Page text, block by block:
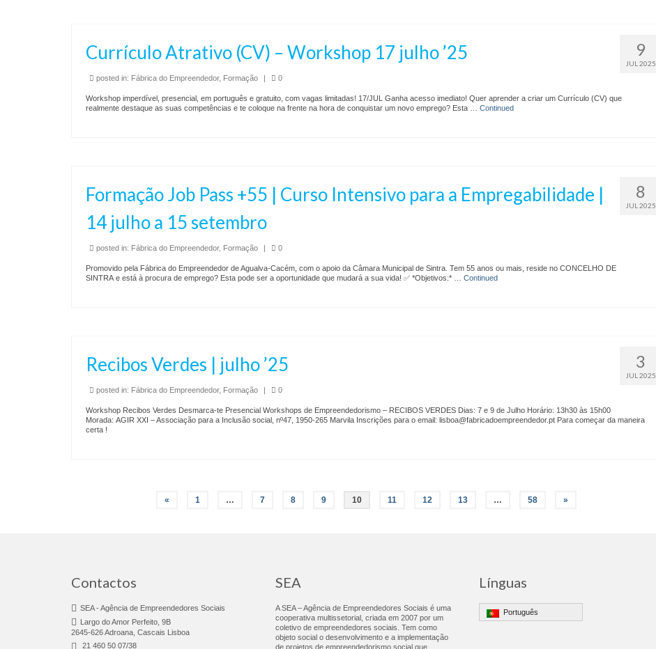
9
JUL 2025
Currículo Atrativo (CV) – Workshop 17 julho ’25
posted in: Fábrica do Empreendedor, Formação 0
Workshop imperdível, presencial, em português e gratuito, com vagas limitadas! 17/JUL Ganha acesso imediato! Quer aprender a criar um Currículo (CV) que
realmente destaque as suas competências e te coloque na frente na hora de conquistar um novo emprego? Esta … Continued
8
JUL 2025
Formação Job Pass +55 | Curso Intensivo para a Empregabilidade |
14 julho a 15 setembro
posted in: Fábrica do Empreendedor, Formação 0
Promovido pela Fábrica do Empreendedor de Agualva-Cacém, com o apoio da Câmara Municipal de Sintra. Tem 55 anos ou mais, reside no CONCELHO DE
SINTRA e está à procura de emprego? Esta pode ser a oportunidade que mudará a sua vida! ✅ *Objetivos:* … Continued
3
JUL 2025
Recibos Verdes | julho ’25
posted in: Fábrica do Empreendedor, Formação 0
Workshop Recibos Verdes Desmarca-te Presencial Workshops de Empreendedorismo – RECIBOS VERDES Dias: 7 e 9 de Julho Horário: 13h30 às 15h00
Morada: AGIR XXI – Associação para a Inclusão social, nº47, 1950-265 Marvila Inscrições para o email: lisboa@fabricadoempreendedor.pt Para começar da maneira
certa !
« 1 … 7 8 9 10 11 12 13 … 58 »
Contactos
SEA - Agência de Empreendedores Sociais
Largo do Amor Perfeito, 9B
2645-626 Adroana, Cascais Lisboa
21 460 50 07/38
SEA
A SEA – Agência de Empreendedores Sociais é uma
cooperativa multissetorial, criada em 2007 por um
coletivo de empreendedores sociais. Tem como
objeto social o desenvolvimento e a implementação
de projetos de empreendedorismo social que
Línguas
Português